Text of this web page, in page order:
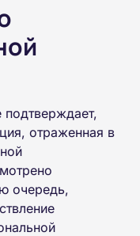
отраженная в
очередь,